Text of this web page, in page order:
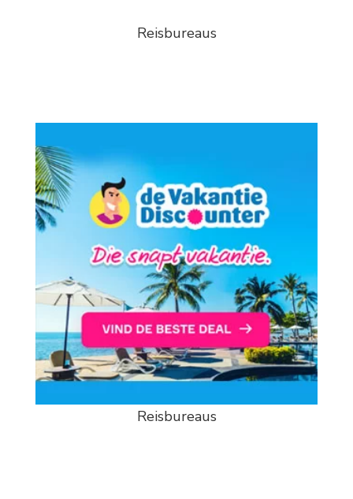
Reisbureaus
Reisbureaus